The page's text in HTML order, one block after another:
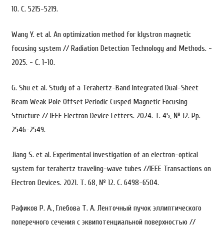
10. С. 5215-5219.
Wang Y. et al. An optimization method for klystron magnetic
focusing system // Radiation Detection Technology and Methods. -
2025. - С. 1-10.
G. Shu et al. Study of a Terahertz-Band Integrated Dual-Sheet
Beam Weak Pole Offset Periodic Cusped Magnetic Focusing
Structure // IEEE Electron Device Letters. 2024. T. 45, № 12. Pp.
2546-2549.
Jiang S. et al. Experimental investigation of an electron-optical
system for terahertz traveling-wave tubes //IEEE Transactions on
Electron Devices. 2021. Т. 68, № 12. С. 6498-6504.
Рафиков Р. А., Глебова Т. А. Ленточный пучок эллиптического
поперечного сечения с эквипотенциальной поверхностью //